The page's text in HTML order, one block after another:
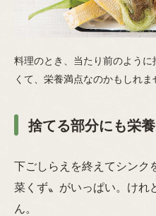
料理のとき、当たり前のよう
くて、栄養満点なのかもしれま
捨てる部分にも栄
下ごしらえを終えてシンク
菜くず〟がいっぱい。けれ
ん。